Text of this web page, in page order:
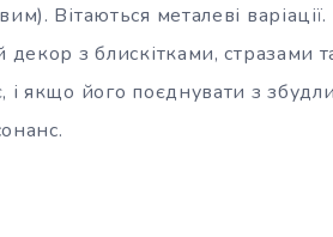
Вітаються металеві
декор з блискітками, стразами
і якщо його поєднувати з